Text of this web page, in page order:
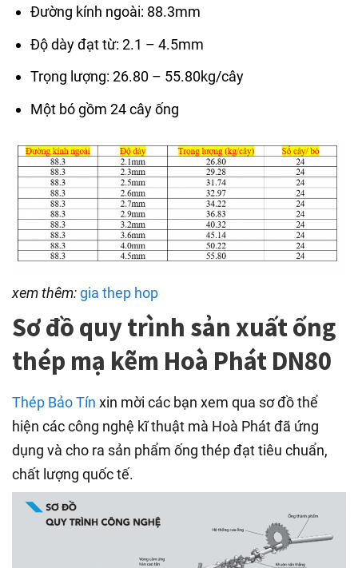
Đường kính ngoài: 88.3mm
Độ dày đạt từ: 2.1 – 4.5mm
Trọng lượng: 26.80 – 55.80kg/cây
Một bó gồm 24 cây ống
xem thêm:gia thep hop
Sơ đồ quy trình sản xuất ống
thép mạ kẽm Hoà Phát DN80
Thép Bảo Tín xin mời các bạn xem qua sơ đồ thể
hiện các công nghệ kĩ thuật mà Hoà Phát đã ứng
dụng và cho ra sản phẩm ống thép đạt tiêu chuẩn,
chất lượng quốc tế.